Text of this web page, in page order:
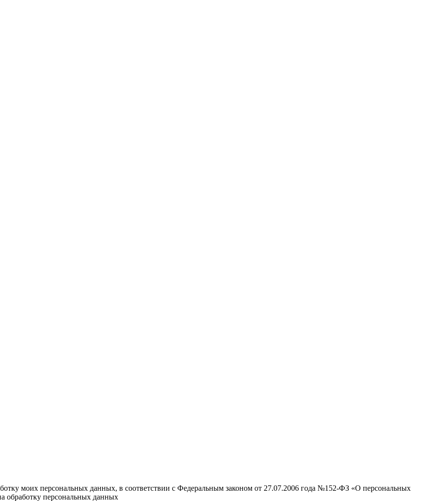
моих персональных данных, в соответствии с Федеральным законом от 27.07.2006 года №152-ФЗ «О персональных
обработку персональных данных